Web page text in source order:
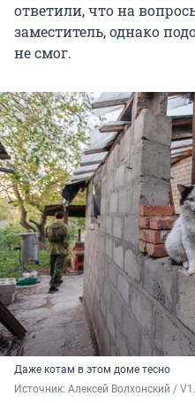
ответили, что на
заместитель, однако
не смог.
Даже котам в этом доме тесно
Источник: Алексей Волхонский /